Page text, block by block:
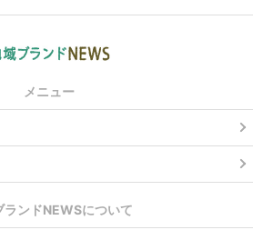
メニュー
ランドNEWSについて